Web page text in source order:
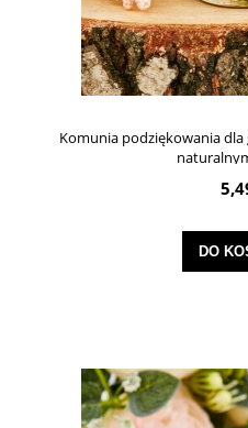
Komunia podziękowania dla
DO